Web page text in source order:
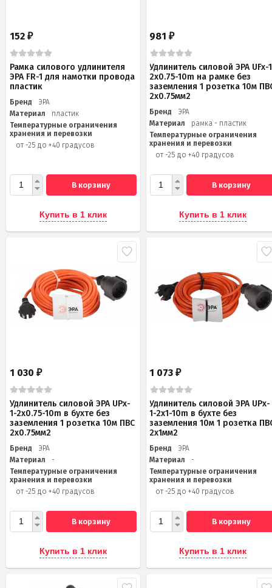
152 ₽
Рамка силового удлинителя
ЭРА FR-1 для намотки провода
пластик
Бренд
ЭРА
Материал
пластик
Температурные ограничения
хранения и перевозки
от -25 до +40 градусов
В корзину
Купить в 1 клик
981₽
Удлинитель силовой ЭРА UFx-
2x0.75-10m на рамке без
заземления 1 розетка 10м
2x0.75мм2
Бренд
ЭРА
Материал
рамка - пластик
Температурные ограничения
хранения и перевозки
от -25 до +40 градусов
В корзину
Купить в 1 клик
1 030 ₽
Удлинитель силовой ЭРА UPx-
1-2x0.75-10m в бухте без
заземления 1 розетка 10м ПВС
2х0.75мм2
Бренд
ЭРА
Материал
-
Температурные ограничения
хранения и перевозки
от -25 до +40 градусов
В корзину
Купить в 1 клик
1 073₽
Удлинитель силовой ЭРА UPx-
1-2x1-10m в бухте без
заземления 10м 1 розетка
2х1мм2
Бренд
ЭРА
Материал
-
Температурные ограничения
хранения и перевозки
от -25 до +40 градусов
В корзину
Купить в 1 клик